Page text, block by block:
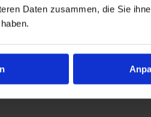
Daten zusammen, die Sie